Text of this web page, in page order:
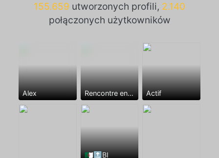
155.659 utworzonych profili, 2.140
połączonych użytkowników
Alex Rencontre entre mecs Actif
🇩🇿🔝BI